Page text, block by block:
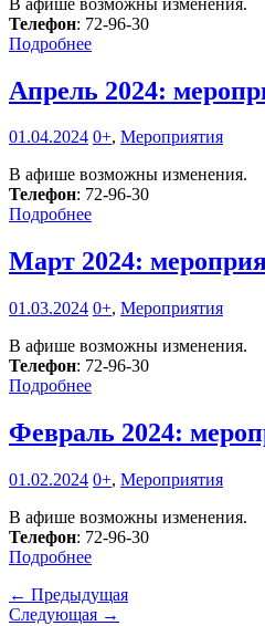
Телефон: 72-96-30
Подробнее
Апрель 2024:
01.04.2024 0+, Мероприятия
В афише возможны изменения.
Телефон: 72-96-30
Подробнее
Март 2024:
01.03.2024 0+, Мероприятия
В афише возможны изменения.
Телефон: 72-96-30
Подробнее
Февраль 2024:
01.02.2024 0+, Мероприятия
В афише возможны изменения.
Телефон: 72-96-30
Подробнее
← Предыдущая
Следующая →